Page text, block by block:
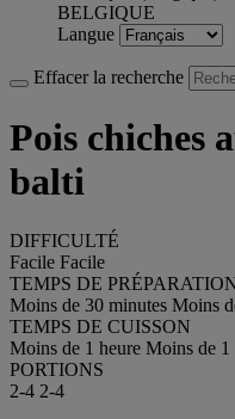
BELGIQUE
Langue
Effacer la recherche
Pois chiches
balti
DIFFICULTÉ
Facile Facile
TEMPS DE
Moins de 30 minutes Moins
TEMPS DE CUISSON
Moins de 1 heure Moins de 1
PORTIONS
2-4 2-4